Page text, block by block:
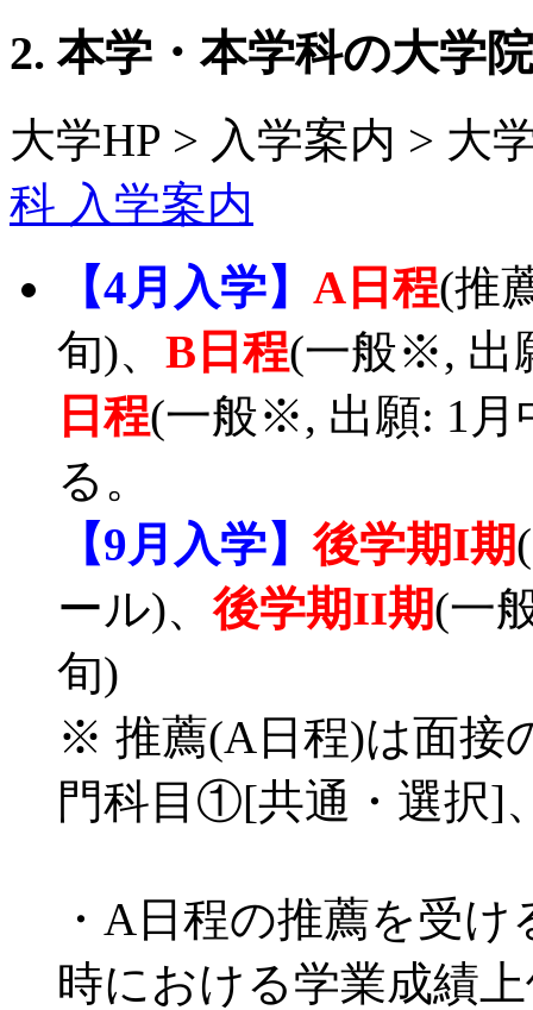
2. 本学・本学科の大学
大学HP > 入学案内 > 大
科 入学案内
【4月入学】 A日程(推
旬)、 B日程(一般※, 出
日程(一般※, 出願: 1月
る。
【9月入学】後学期I期
ール)、後学期II期(一
旬)
※ 推薦(A日程)は面接
門科目①[共通・選択]
・A日程の推薦を受
時における学業成績